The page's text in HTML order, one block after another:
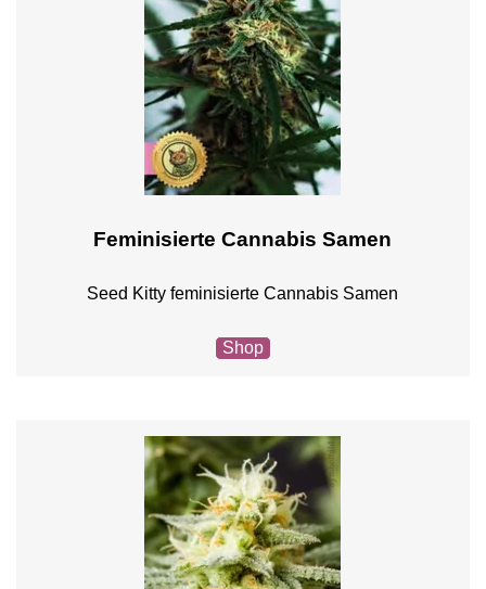
Feminisierte Cannabis Samen
Seed Kitty feminisierte Cannabis Samen
Shop